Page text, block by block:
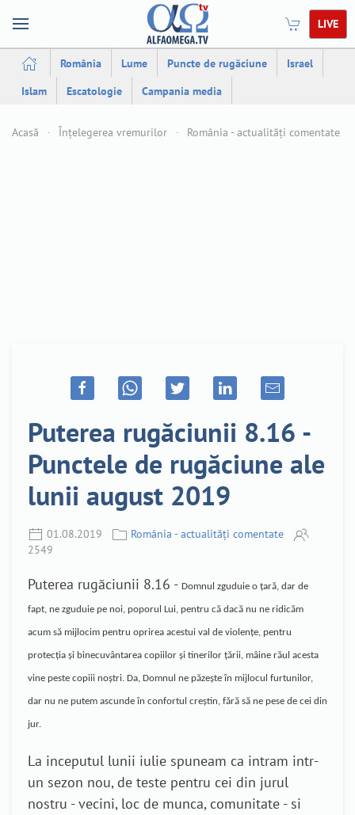
LIVE
România Lume Puncte de rugăciune
Israel
Islam
Escatologie Campania media
Acasă Înțelegerea vremurilor România - actualități comentate
Puterea rugăciunii 8.16 -
Punctele de rugăciune ale
lunii august 2019
01.08.2019
România - actualități comentate
2549
Puterea rugăciunii 8.16 - Domnul zguduie o țară, dar de
fapt, ne zguduie pe noi, poporul Lui, pentru că dacă nu ne ridicăm
acum să mijlocim pentru oprirea acestui val de violențe, pentru
protecția și binecuvântarea copiilor și tinerilor țării, mâine răul acesta
vine peste copiii noștri. Da, Domnul ne păzește în mijlocul furtunilor,
dar nu ne putem ascunde în confortul creștin, fără să ne pese de cei din
jur.
La inceputul lunii iulie spuneam ca intram intr-
un sezon nou, de teste pentru cei din jurul
nostru - vecini, loc de munca, comunitate - si